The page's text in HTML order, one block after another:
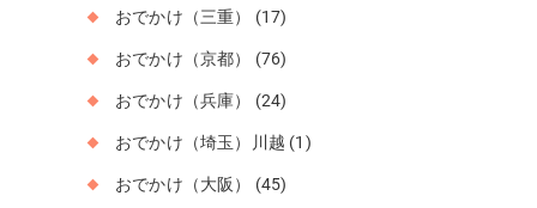
おでかけ（三重） (17)
おでかけ（京都） (76)
おでかけ（兵庫） (24)
おでかけ（埼玉）川越 (1)
おでかけ（大阪） (45)